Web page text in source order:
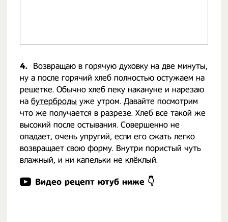
4.
Возвращаю в горячую духовку на две минуты,
ну а после горячий хлеб полностью остужаем на
решетке. Обычно хлеб пеку накануне и нарезаю
на бутерброды уже утром. Давайте посмотрим
что же получается в разрезе. Хлеб все такой же
высокий после остывания. Совершенно не
опадает, очень упругий, если его сжать легко
возвращает свою форму. Внутри пористый чуть
влажный, и ни капельки не клёклый.
Видео рецепт ютуб ниже 👇